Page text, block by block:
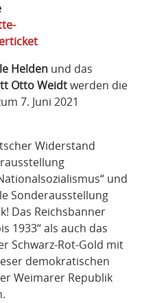
Heldenund das
Otto Weidtwerden die
7. Juni 2021
Widerstand
und
Sonderausstellung
Das Reichsbanner
1933“ als auch das
Schwarz-Rot-Gold mit
demokratischen
Weimarer Republik